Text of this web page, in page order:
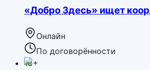
«Добро Здесь» ищет
Онлайн
По договорённости
18+